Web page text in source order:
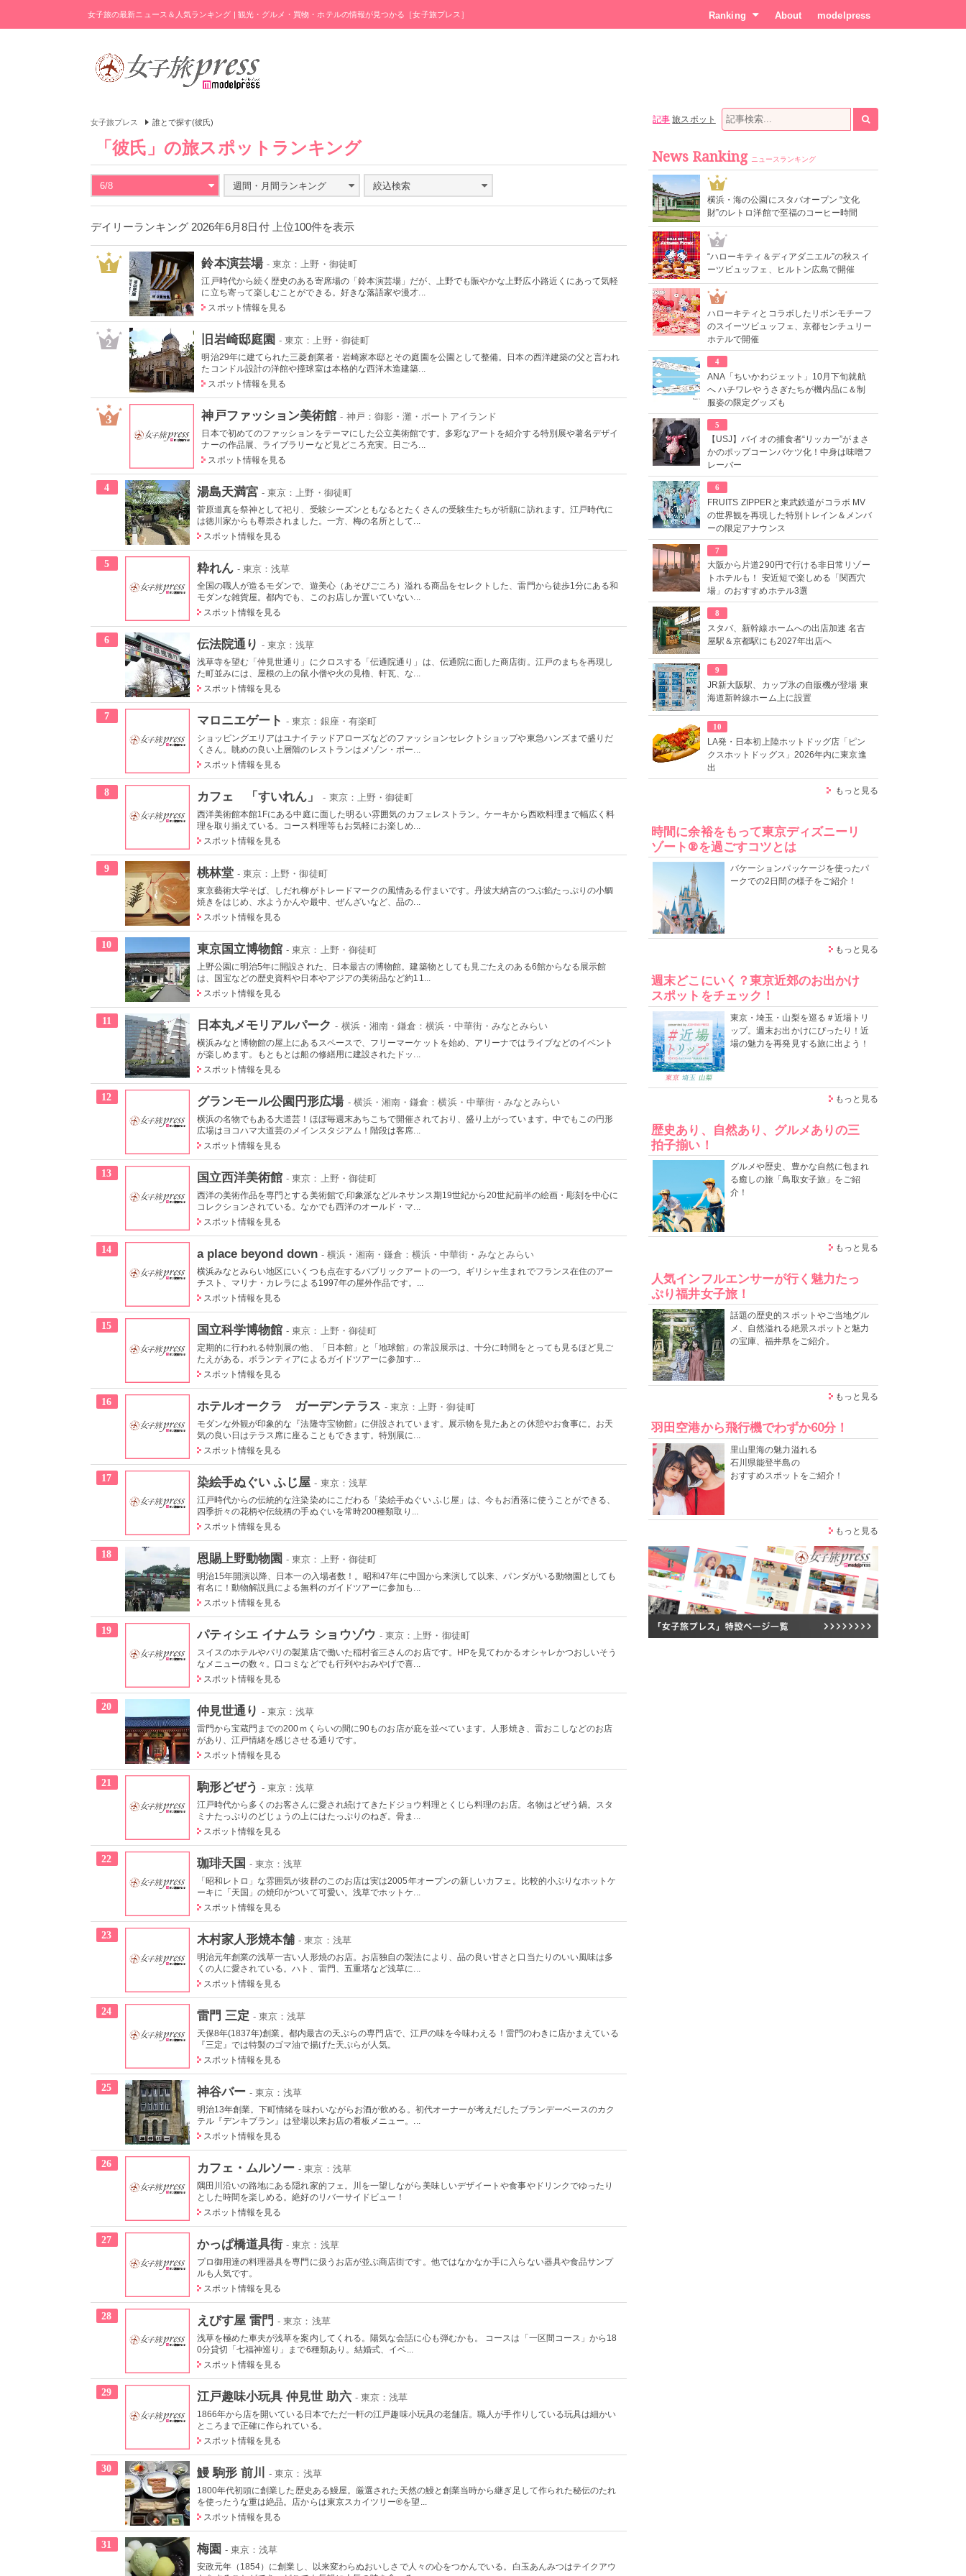
女子旅の最新ニュース＆人気ランキング | 観光・グルメ・買物・ホテルの情報が見つかる［女子旅プレス］ Ranking About modelpress
女子旅プレス 誰とで探す(彼氏)
「彼氏」の旅スポットランキング
6/8 週間・月間ランキング 絞込検索
デイリーランキング 2026年6月8日付 上位100件を表示
1 鈴本演芸場 - 東京：上野・御徒町
江戸時代から続く歴史のある寄席場の「鈴本演芸場」だが、上野でも賑やかな上野広小路近くにあって気軽
に立ち寄って楽しむことができる。好きな落語家や漫才...
スポット情報を見る
2 旧岩崎邸庭園 - 東京：上野・御徒町
明治29年に建てられた三菱創業者・岩崎家本邸とその庭園を公園として整備。日本の西洋建築の父と言われ
たコンドル設計の洋館や撞球室は本格的な西洋木造建築...
スポット情報を見る
3 神戸ファッション美術館 - 神戸：御影・灘・ポートアイランド
日本で初めてのファッションをテーマにした公立美術館です。多彩なアートを紹介する特別展や著名デザイ
ナーの作品展、ライブラリーなど見どころ充実。日ごろ...
スポット情報を見る
4 湯島天満宮 - 東京：上野・御徒町
菅原道真を祭神として祀り、受験シーズンともなるとたくさんの受験生たちが祈願に訪れます。江戸時代に
は徳川家からも尊崇されました。一方、梅の名所として...
スポット情報を見る
5 粋れん - 東京：浅草
全国の職人が造るモダンで、遊美心（あそびごころ）溢れる商品をセレクトした、雷門から徒歩1分にある和
モダンな雑貨屋。都内でも、このお店しか置いていない...
スポット情報を見る
6 伝法院通り - 東京：浅草
浅草寺を望む「仲見世通り」にクロスする「伝通院通り」は、伝通院に面した商店街。江戸のまちを再現し
た町並みには、屋根の上の鼠小僧や火の見櫓、軒瓦、な...
スポット情報を見る
7 マロニエゲート - 東京：銀座・有楽町
ショッピングエリアはユナイテッドアローズなどのファッションセレクトショップや東急ハンズまで盛りだ
くさん。眺めの良い上層階のレストランはメゾン・ポー...
スポット情報を見る
8 カフェ 「すいれん」 - 東京：上野・御徒町
西洋美術館本館1Fにある中庭に面した明るい雰囲気のカフェレストラン。ケーキから西欧料理まで幅広く料
理を取り揃えている。コース料理等もお気軽にお楽しめ...
スポット情報を見る
9 桃林堂 - 東京：上野・御徒町
東京藝術大学そば、しだれ柳がトレードマークの風情ある佇まいです。丹波大納言のつぶ餡たっぷりの小鯛
焼きをはじめ、水ようかんや最中、ぜんざいなど、品の...
スポット情報を見る
10 東京国立博物館 - 東京：上野・御徒町
上野公園に明治5年に開設された、日本最古の博物館。建築物としても見ごたえのある6館からなる展示館
は、国宝などの歴史資料や日本やアジアの美術品など約11...
スポット情報を見る
11 日本丸メモリアルパーク - 横浜・湘南・鎌倉：横浜・中華街・みなとみらい
横浜みなと博物館の屋上にあるスペースで、フリーマーケットを始め、アリーナではライブなどのイベント
が楽しめます。もともとは船の修繕用に建設されたドッ...
スポット情報を見る
12 グランモール公園円形広場 - 横浜・湘南・鎌倉：横浜・中華街・みなとみらい
横浜の名物でもある大道芸！ほぼ毎週末あちこちで開催されており、盛り上がっています。中でもこの円形
広場はヨコハマ大道芸のメインスタジアム！階段は客席...
スポット情報を見る
13 国立西洋美術館 - 東京：上野・御徒町
西洋の美術作品を専門とする美術館で,印象派などルネサンス期19世紀から20世紀前半の絵画・彫刻を中心に
コレクションされている。なかでも西洋のオールド・マ...
スポット情報を見る
14 a place beyond down - 横浜・湘南・鎌倉：横浜・中華街・みなとみらい
横浜みなとみらい地区にいくつも点在するパブリックアートの一つ。ギリシャ生まれでフランス在住のアー
チスト、マリナ・カレラによる1997年の屋外作品です。...
スポット情報を見る
15 国立科学博物館 - 東京：上野・御徒町
定期的に行われる特別展の他、「日本館」と「地球館」の常設展示は、十分に時間をとっても見るほど見ご
たえがある。ボランティアによるガイドツアーに参加す...
スポット情報を見る
16 ホテルオークラ ガーデンテラス - 東京：上野・御徒町
モダンな外観が印象的な『法隆寺宝物館』に併設されています。展示物を見たあとの休憩やお食事に。お天
気の良い日はテラス席に座ることもできます。特別展に...
スポット情報を見る
17 染絵手ぬぐい ふじ屋 - 東京：浅草
江戸時代からの伝統的な注染染めにこだわる「染絵手ぬぐい ふじ屋」は、今もお洒落に使うことができる、
四季折々の花柄や伝統柄の手ぬぐいを常時200種類取り...
スポット情報を見る
18 恩賜上野動物園 - 東京：上野・御徒町
明治15年開演以降、日本一の入場者数！。昭和47年に中国から来演して以来、パンダがいる動物園としても
有名に！動物解説員による無料のガイドツアーに参加も...
スポット情報を見る
19 パティシエ イナムラ ショウゾウ - 東京：上野・御徒町
スイスのホテルやパリの製菓店で働いた稲村省三さんのお店です。HPを見てわかるオシャレかつおしいそう
なメニューの数々。口コミなどでも行列やおみやげで喜...
スポット情報を見る
20 仲見世通り - 東京：浅草
雷門から宝蔵門までの200ｍくらいの間に90ものお店が庇を並べています。人形焼き、雷おこしなどのお店
があり、江戸情緒を感じさせる通りです。
スポット情報を見る
21 駒形どぜう - 東京：浅草
江戸時代から多くのお客さんに愛され続けてきたドジョウ料理とくじら料理のお店。名物はどぜう鍋。スタ
ミナたっぷりのどじょうの上にはたっぷりのねぎ。骨ま...
スポット情報を見る
22 珈琲天国 - 東京：浅草
「昭和レトロ」な雰囲気が抜群のこのお店は実は2005年オープンの新しいカフェ。比較的小ぶりなホットケ
ーキに「天国」の焼印がついて可愛い。浅草でホットケ...
スポット情報を見る
23 木村家人形焼本舗 - 東京：浅草
明治元年創業の浅草一古い人形焼のお店。お店独自の製法により、品の良い甘さと口当たりのいい風味は多
くの人に愛されている。ハト、雷門、五重塔など浅草に...
スポット情報を見る
24 雷門 三定 - 東京：浅草
天保8年(1837年)創業。都内最古の天ぷらの専門店で、江戸の味を今味わえる！雷門のわきに店かまえている
『三定』では特製のゴマ油で揚げた天ぷらが人気。
スポット情報を見る
25 神谷バー - 東京：浅草
明治13年創業。下町情緒を味わいながらお酒が飲める。初代オーナーが考えだしたブランデーベースのカク
テル『デンキブラン』は登場以来お店の看板メニュー。...
スポット情報を見る
26 カフェ・ムルソー - 東京：浅草
隅田川沿いの路地にある隠れ家的フェ。川を一望しながら美味しいデザイートや食事やドリンクでゆったり
とした時間を楽しめる。絶好のリバーサイドビュー！
スポット情報を見る
27 かっぱ橋道具街 - 東京：浅草
プロ御用達の料理器具を専門に扱うお店が並ぶ商店街です。他ではなかなか手に入らない器具や食品サンプ
ルも人気です。
スポット情報を見る
28 えびす屋 雷門 - 東京：浅草
浅草を極めた車夫が浅草を案内してくれる。陽気な会話に心も弾むかも。 コースは「一区間コース」から18
0分貸切「七福神巡り」まで6種類あり。結婚式、イベ...
スポット情報を見る
29 江戸趣味小玩具 仲見世 助六 - 東京：浅草
1866年から店を開いている日本でただ一軒の江戸趣味小玩具の老舗店。職人が手作りしている玩具は細かい
ところまで正確に作られている。
スポット情報を見る
30 鰻 駒形 前川 - 東京：浅草
1800年代初頭に創業した歴史ある鰻屋。厳選された天然の鰻と創業当時から継ぎ足して作られた秘伝のたれ
を使ったうな重は絶品。店からは東京スカイツリー®を望...
スポット情報を見る
31 梅園 - 東京：浅草
安政元年（1854）に創業し、以来変わらぬおいしさで人々の心をつかんでいる。白玉あんみつはテイクアウ
記事 旅スポット
News Ranking ニュースランキング
1
横浜・海の公園にスタバオープン “文化
財”のレトロ洋館で至福のコーヒー時間
2
“ハローキティ＆ディアダニエル”の秋スイ
ーツビュッフェ、ヒルトン広島で開催
3
ハローキティとコラボしたリボンモチーフ
のスイーツビュッフェ、京都センチュリー
ホテルで開催
4
ANA「ちいかわジェット」10月下旬就航
へ ハチワレやうさぎたちが機内品に＆制
服姿の限定グッズも
5
【USJ】バイオの捕食者“リッカー”がまさ
かのポップコーンバケツ化！中身は味噌フ
レーバー
6
FRUITS ZIPPERと東武鉄道がコラボ MV
の世界観を再現した特別トレイン＆メンバ
ーの限定アナウンス
7
大阪から片道290円で行ける非日常リゾー
トホテルも！ 安近短で楽しめる「関西穴
場」のおすすめホテル3選
8
スタバ、新幹線ホームへの出店加速 名古
屋駅＆京都駅にも2027年出店へ
9
JR新大阪駅、カップ氷の自販機が登場 東
海道新幹線ホーム上に設置
10
LA発・日本初上陸ホットドッグ店「ピン
クスホットドッグス」2026年内に東京進
出
もっと見る
時間に余裕をもって東京ディズニーリ
ゾート®を過ごすコツとは
バケーションパッケージを使ったパ
ークでの2日間の様子をご紹介！
もっと見る
週末どこにいく？東京近郊のお出かけ
スポットをチェック！
東京・埼玉・山梨を巡る＃近場トリ
ップ。週末お出かけにぴったり！近
場の魅力を再発見する旅に出よう！
もっと見る
歴史あり、自然あり、グルメありの三
拍子揃い！
グルメや歴史、豊かな自然に包まれ
る癒しの旅「鳥取女子旅」をご紹
介！
もっと見る
人気インフルエンサーが行く魅力たっ
ぷり福井女子旅！
話題の歴史的スポットやご当地グル
メ、自然溢れる絶景スポットと魅力
の宝庫、福井県をご紹介。
もっと見る
羽田空港から飛行機でわずか60分！
里山里海の魅力溢れる
石川県能登半島の
おすすめスポットをご紹介！
もっと見る